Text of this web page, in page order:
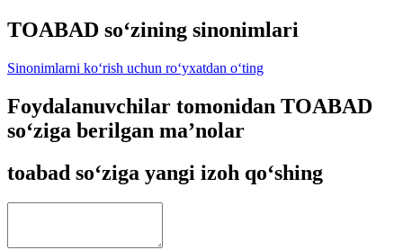
TOABAD so‘zining sinonimlari
Sinonimlarni ko‘rish uchun ro‘yxatdan o‘ting
Foydalanuvchilar tomonidan TOABAD
so‘ziga berilgan ma’nolar
toabad so‘ziga yangi izoh qo‘shing